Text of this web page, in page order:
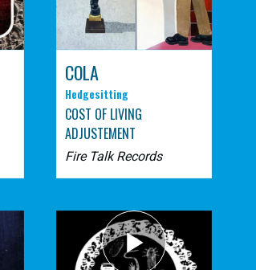
COLA
Hedgesitting
COST OF LIVING
ADJUSTEMENT
Fire Talk Records